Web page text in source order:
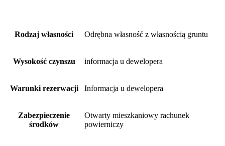
Rodzaj własności Odrębna własność z własnością gruntu
Wysokość czynszu informacja u dewelopera
Warunki rezerwacji Informacja u dewelopera
Zabezpieczenie
środków
Otwarty mieszkaniowy rachunek
powierniczy